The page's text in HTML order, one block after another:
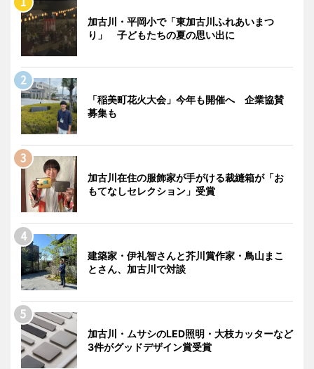
加古川・平岡小で「東加古川ふれあいまつ
り」 子どもたちの夏の思い出に
「稲美町花火大会」今年も開催へ 企業協賛
募集も
加古川在住の服飾家が手がける裁縫箱が「お
もてなしセレクション」受賞
建築家・伊礼智さんと芥川賞作家・鳥山まこ
とさん、加古川で対談
加古川・ムサシのLED照明・大枝カッターなど
3件がグッドデザイン賞受賞